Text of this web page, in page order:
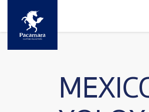
ข้ามไปยังเนื้อหาหลัก